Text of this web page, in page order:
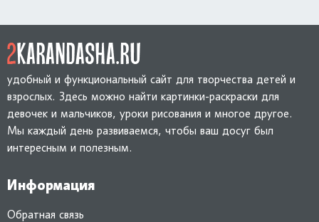
удобный и функциональный сайт для творчества детей и
взрослых. Здесь можно найти картинки-раскраски для
девочек и мальчиков, уроки рисования и многое другое.
Мы каждый день развиваемся, чтобы ваш досуг был
интересным и полезным.
Информация
Обратная связь